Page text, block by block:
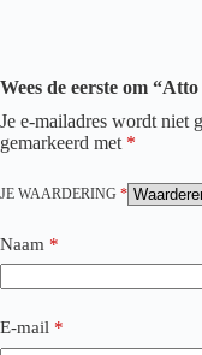
Wees de eerste om
Je e-mailadres wordt niet
gemarkeerd met *
JE WAARDERING *
Naam *
E-mail *